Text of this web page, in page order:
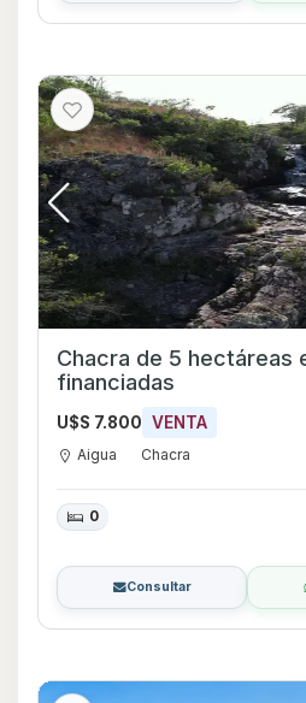
Chacra de 5 hectáreas en Venta
financiadas
U$S 7.800 VENTA
Aigua Chacra
0
Consultar